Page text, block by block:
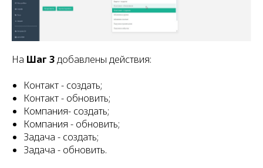
На Шаг 3добавлены действия:
Контакт - создать;
Контакт - обновить;
Компания- создать;
Компания - обновить;
Задача - создать;
Задача - обновить.